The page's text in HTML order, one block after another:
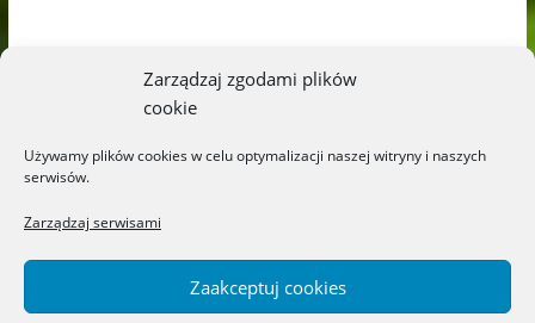
Zarządzaj zgodami plików
cookie
Używamy plików cookies w celu optymalizacji naszej witryny i naszych
serwisów.
Zarządzaj serwisami
Zaakceptuj cookies